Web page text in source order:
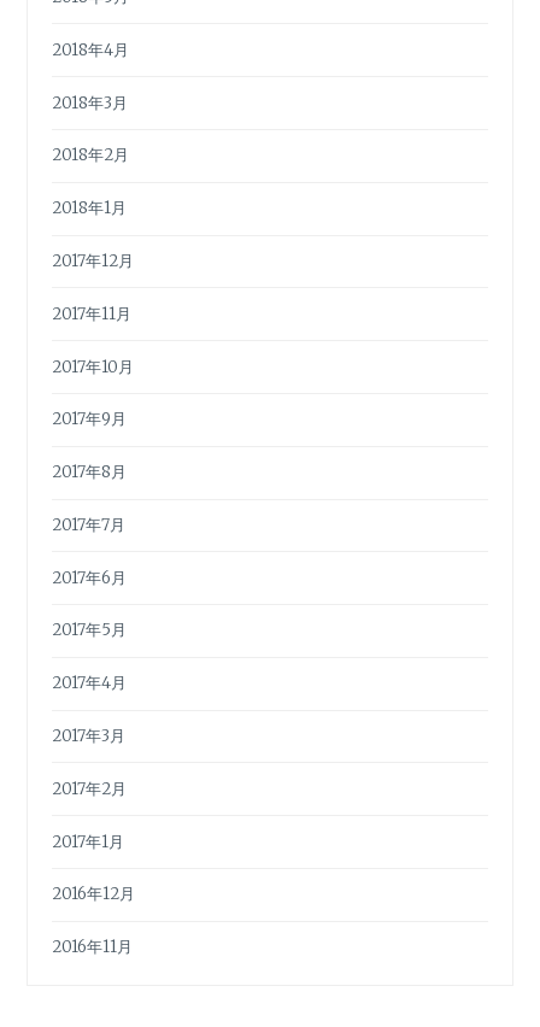
2018年4月
2018年3月
2018年2月
2018年1月
2017年12月
2017年11月
2017年10月
2017年9月
2017年8月
2017年7月
2017年6月
2017年5月
2017年4月
2017年3月
2017年2月
2017年1月
2016年12月
2016年11月